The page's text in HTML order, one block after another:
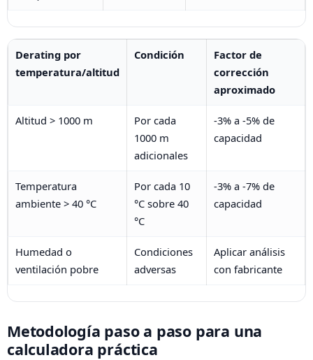
Derating por
temperatura/altitud
Condición
Factor de
corrección
aproximado
Altitud > 1000 m
Por cada
1000 m
adicionales
-3% a -5% de
capacidad
Temperatura
ambiente > 40 °C
Por cada 10
°C sobre 40
°C
-3% a -7% de
capacidad
Humedad o
ventilación pobre
Condiciones
adversas
Aplicar análisis
con fabricante
Metodología paso a paso para una
calculadora práctica